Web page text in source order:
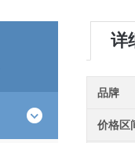
详
品牌
价格区